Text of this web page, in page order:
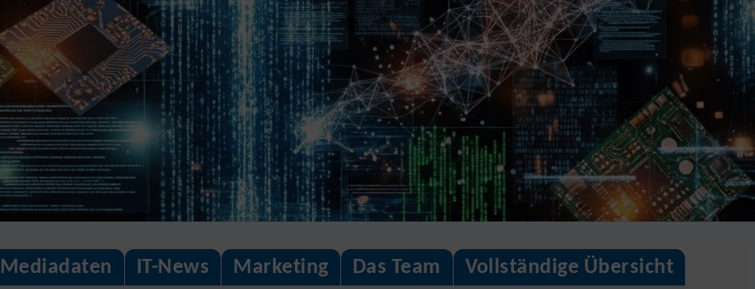
Mediadaten IT-News Marketing Das Team
Vollständige Übersicht